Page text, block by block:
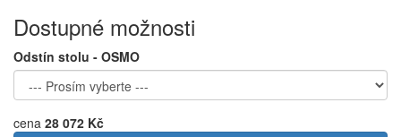
Dostupné možnosti
Odstín stolu - OSMO
cena 28 072 Kč